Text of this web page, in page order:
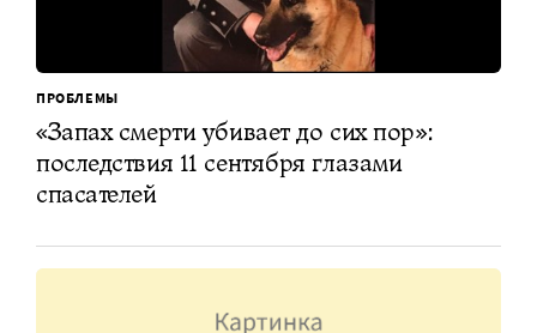
ПРОБЛЕМЫ
«Запах смерти убивает до сих пор»:
последствия 11 сентября глазами
спасателей